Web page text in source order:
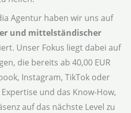
Agentur haben wir uns auf
und mittelständischer
Unser Fokus liegt dabei auf
die bereits ab 40,00 EUR
Instagram, TikTok oder
und das Know-How,
auf das nächste Level zu